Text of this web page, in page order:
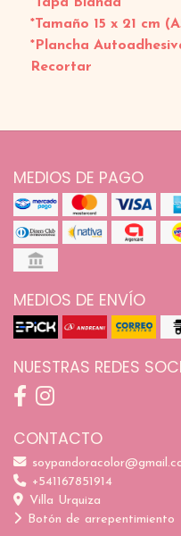
*Tapa Blanda
*Tamaño 15 x 21 cm
*Plancha
Recortar
MEDIOS DE PAGO
MEDIOS DE ENVÍO
NUESTRAS REDES
CONTACTO
+541167851914
Villa Urquiza
Botón de arrepentimiento